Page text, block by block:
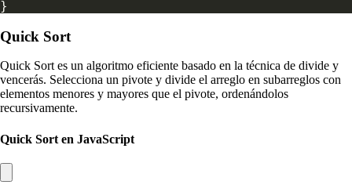
Quick Sort
Quick Sort es un algoritmo eficiente basado en la técnica de divide y
vencerás. Selecciona un pivote y divide el arreglo en subarreglos con
elementos menores y mayores que el pivote, ordenándolos
recursivamente.
Quick Sort en JavaScript